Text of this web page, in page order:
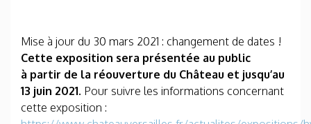
Mise à jour du 30 mars 2021 : changement de dates !
Cette exposition sera présentée au public
à partir de la réouverture du Château et jusqu’au
13 juin 2021. Pour suivre les informations concernant
cette exposition :